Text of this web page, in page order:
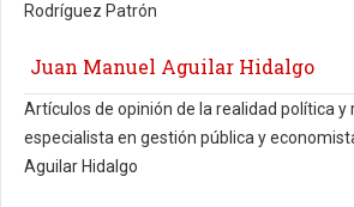
Rodríguez Patrón
Juan Manuel Aguilar Hidalgo
Artículos de opinión de la realidad política y
especialista en gestión pública y
Aguilar Hidalgo